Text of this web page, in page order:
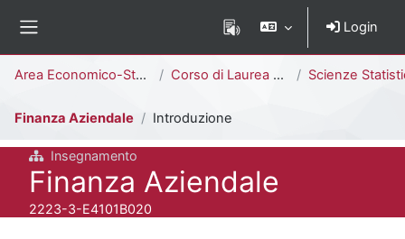
Login
Area Economico-Statistica Corso di Laurea Triennale Scienze Statistiche ed Economiche [E4103B -
Finanza Aziendale Introduzione
Insegnamento
Titolo del corso
Finanza Aziendale
Codice identificativo del corso
2223-3-E4101B020